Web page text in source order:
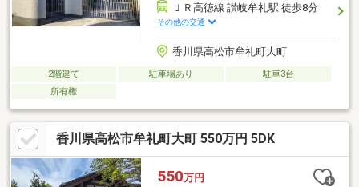
ＪＲ高徳線 讃岐牟礼駅 徒歩8分
その他の交通
香川県高松市牟礼町大町
2階建て 駐車場あり
駐車3台
所有権
香川県高松市牟礼町大町 550万円 5DK
550万円